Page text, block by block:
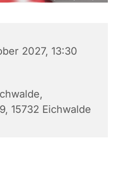
2027, 13:30
15732 Eichwalde